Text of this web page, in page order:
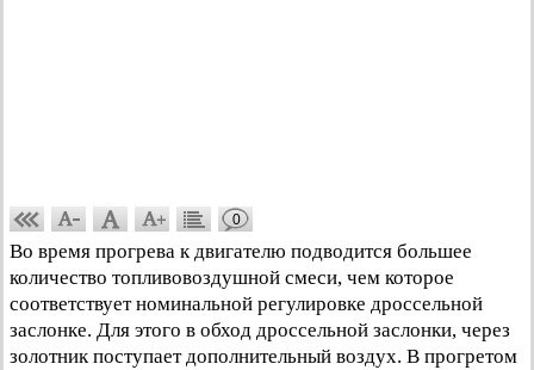
0
Во время прогрева к двигателю подводится большее
количество топливовоздушной смеси, чем которое
соответствует номинальной регулировке дроссельной
заслонке. Для этого в обход дроссельной заслонки, через
золотник поступает дополнительный воздух. В прогретом